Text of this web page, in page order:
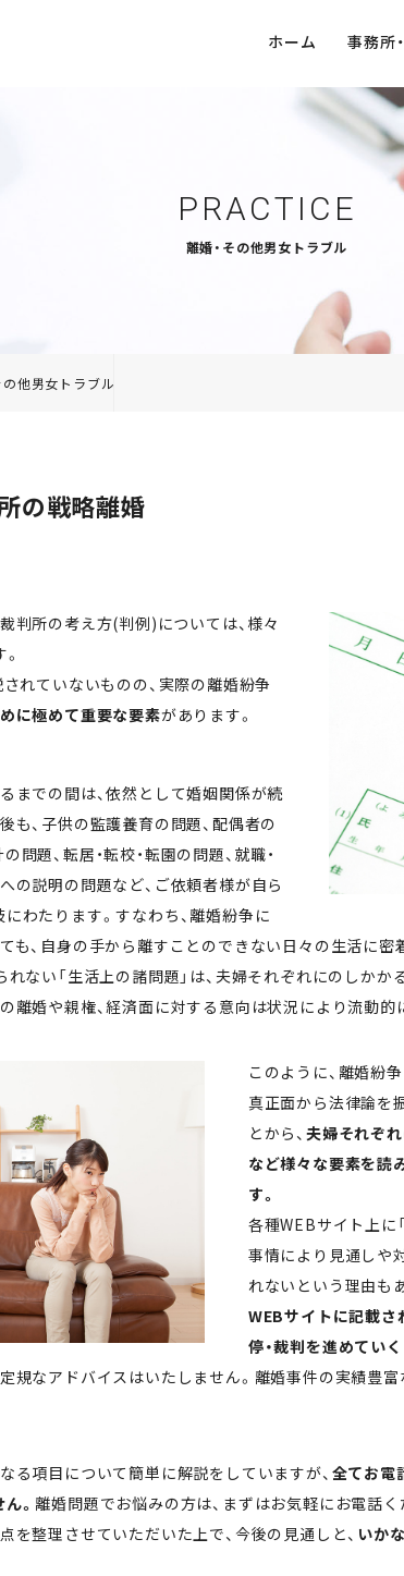
ホーム 事務所
企業
PRACTICE
離婚・その他男女トラブル
の他男女トラブル
の戦略離婚
判所の考え方(判例)については、様々
れていないものの、実際の離婚紛争
に極めて重要な要素があります。
までの間は、依然として婚姻関係が続
も、子供の監護養育の問題、配偶者の
題、転居・転校・転園の問題、就職・
の説明の問題など、ご依頼者様が自ら
わたります。すなわち、離婚紛争に
も、自身の手から離すことのできない日々の生活に密
れない「生活上の諸問題」は、夫婦それぞれにのしか
離婚や親権、経済面に対する意向は状況により流動的
このように、離婚紛
真正面から法律論を
とから、夫婦それぞれ
など様々な要素を読
す。
各種WEBサイト上に
事情により見通しや
れないという理由も
WEBサイトに記載さ
停・裁判を進めてい
規なアドバイスはいたしません。離婚事件の実績豊富
る項目について簡単に解説をしていますが、 全てお電
。 離婚問題でお悩みの方は、まずはお気軽にお電話く
を整理させていただいた上で、今後の見通しと、 いか